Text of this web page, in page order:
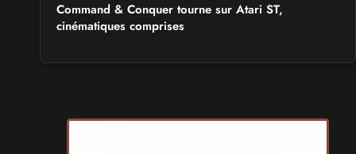
Command & Conquer tourne sur Atari ST,
cinématiques comprises